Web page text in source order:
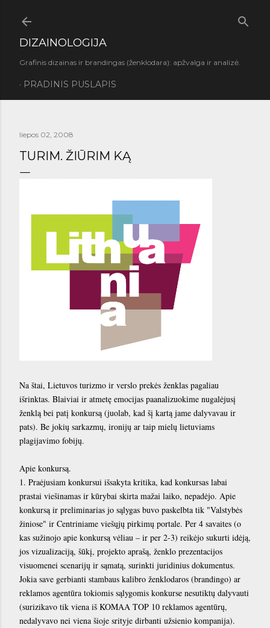
DIZAINOLOGIJA
Grafinis dizainas ir brandingas (ženklodara): apžvalga ir analizė.
PRADINIS PUSLAPIS
liepos 02, 2008
TURIM. ŽIŪRIM KĄ
Na štai, Lietuvos turizmo ir verslo prekės ženklas pagaliau
išrinktas. Blaiviai ir atmetę emocijas paanalizuokime nugalėjusį
ženklą bei patį konkursą (juolab, kad šį kartą jame dalyvavau ir
pats). Be jokių sarkazmų, ironijų ar taip mielų lietuviams
plagijavimo fobijų.
Apie konkursą.
1. Praėjusiam konkursui išsakyta kritika, kad konkursas labai
prastai viešinamas ir kūrybai skirta mažai laiko, nepadėjo. Apie
konkursą ir preliminarias jo sąlygas buvo paskelbta tik "Valstybės
žiniose" ir Centriniame viešųjų pirkimų portale. Per 4 savaites (o
kas sužinojo apie konkursą vėliau – ir per 2-3) reikėjo sukurti idėją,
jos vizualizaciją, šūkį, projekto aprašą, ženklo prezentacijos
visuomenei scenarijų ir sąmatą, surinkti juridinius dokumentus.
Jokia save gerbianti stambaus kalibro ženklodaros (brandingo) ar
reklamos agentūra tokiomis sąlygomis konkurse nesutiktų dalyvauti
(surizikavo tik viena iš KOMAA TOP 10 reklamos agentūrų,
nedalyvavo nei viena šioje srityje dirbanti užsienio kompanija).